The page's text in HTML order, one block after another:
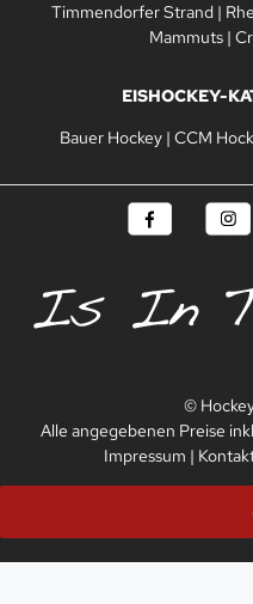
Timmendorfer Strand |
Mammuts|
EISHOCKEY-
Bauer Hockey| CCM
©
Alle angegebenen Preise
Impressum |